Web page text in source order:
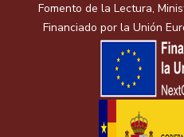
Fomento de la Lectura,
Financiado por la Unión